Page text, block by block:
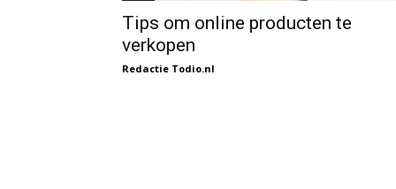
Tips om online producten te
verkopen
Redactie Todio.nl